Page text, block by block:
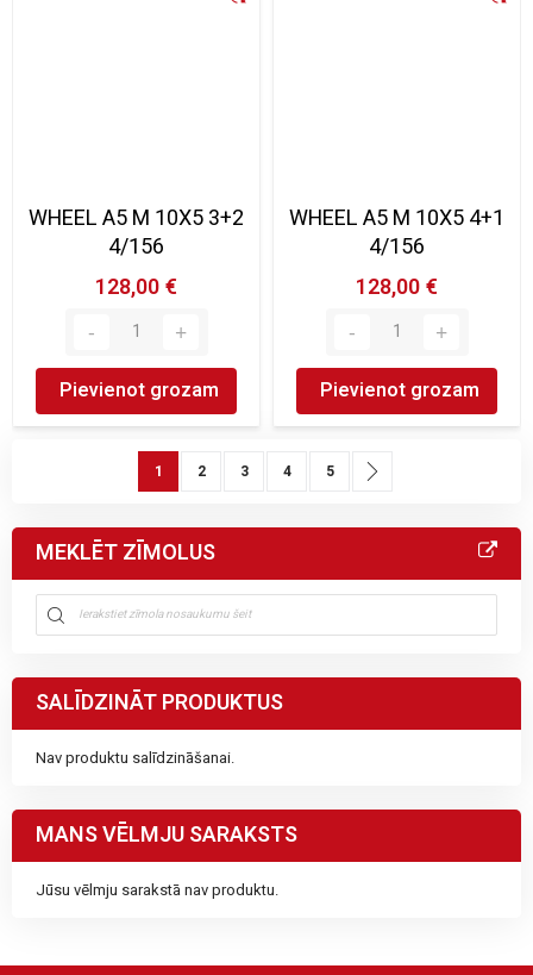
WHEEL A5 M 10X5 3+2
4/156
128,00 €
Pievienot grozam
WHEEL A5 M 10X5 4+1
4/156
128,00 €
Pievienot grozam
LapaYou're currently reading page
1 Lapa
2 Lapa
3 Lapa
4 Lapa
5
MEKLĒT ZĪMOLUS
SALĪDZINĀT PRODUKTUS
Nav produktu salīdzināšanai.
MANS VĒLMJU SARAKSTS
Jūsu vēlmju sarakstā nav produktu.